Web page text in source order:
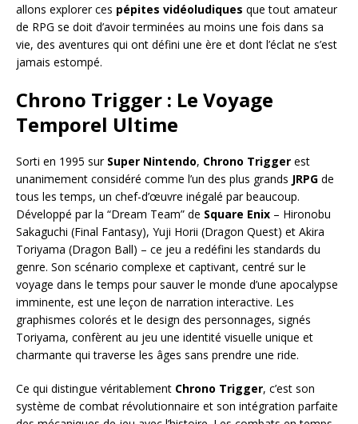
allons explorer ces pépites vidéoludiques que tout amateur
de RPG se doit d’avoir terminées au moins une fois dans sa
vie, des aventures qui ont défini une ère et dont l’éclat ne s’est
jamais estompé.
Chrono Trigger : Le Voyage
Temporel Ultime
Sorti en 1995 sur Super Nintendo, Chrono Trigger est
unanimement considéré comme l’un des plus grands JRPG de
tous les temps, un chef-d’œuvre inégalé par beaucoup.
Développé par la “Dream Team” de Square Enix – Hironobu
Sakaguchi (Final Fantasy), Yuji Horii (Dragon Quest) et Akira
Toriyama (Dragon Ball) – ce jeu a redéfini les standards du
genre. Son scénario complexe et captivant, centré sur le
voyage dans le temps pour sauver le monde d’une apocalypse
imminente, est une leçon de narration interactive. Les
graphismes colorés et le design des personnages, signés
Toriyama, confèrent au jeu une identité visuelle unique et
charmante qui traverse les âges sans prendre une ride.
Ce qui distingue véritablement Chrono Trigger, c’est son
système de combat révolutionnaire et son intégration parfaite